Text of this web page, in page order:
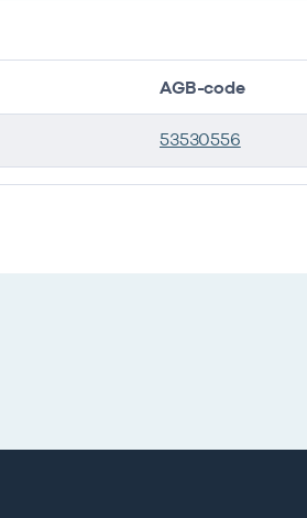
AGB-code
53530556